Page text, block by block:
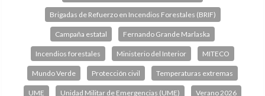
Brigadas de Refuerzo en Incendios Forestales (BRIF)
Campaña estatal Fernando Grande Marlaska
Incendios forestales Ministerio del Interior MITECO
Mundo Verde Protección civil Temperaturas extremas
UME Unidad Militar de Emergencias (UME) Verano 2026